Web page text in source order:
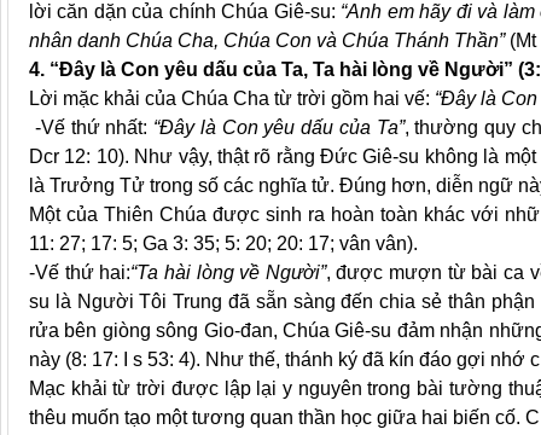
lời căn dặn của chính Chúa Giê-su: “Anh em hãy đi và
nhân danh Chúa Cha, Chúa Con và Chúa Thánh Thần”(Mt
4. “Đây là Con yêu dấu của Ta, Ta hài lòng về Người”
Lời mặc khải của Chúa Cha từ trời gồm hai vế: “Đây là Con
-Vế thứ nhất: “Đây là Con yêu dấu của Ta”, thường quy
Dcr 12: 10). Như vậy, thật rõ rằng Đức Giê-su không là
là Trưởng Tử trong số các nghĩa tử. Đúng hơn, diễn ngữ
Một của Thiên Chúa được sinh ra hoàn toàn khác với
11: 27; 17: 5; Ga 3: 35; 5: 20; 20: 17; vân vân).
-Vế thứ hai:“Ta hài lòng về Người”, được mượn từ bài ca
su là Người Tôi Trung đã sẵn sàng đến chia sẻ thân
rửa bên giòng sông Gio-đan, Chúa Giê-su đảm nhận
này (8: 17: I s 53: 4). Như thế, thánh ký đã kín đáo gợi
Mạc khải từ trời được lập lại y nguyên trong bài tường
thêu muốn tạo một tương quan thần học giữa hai biến cố.